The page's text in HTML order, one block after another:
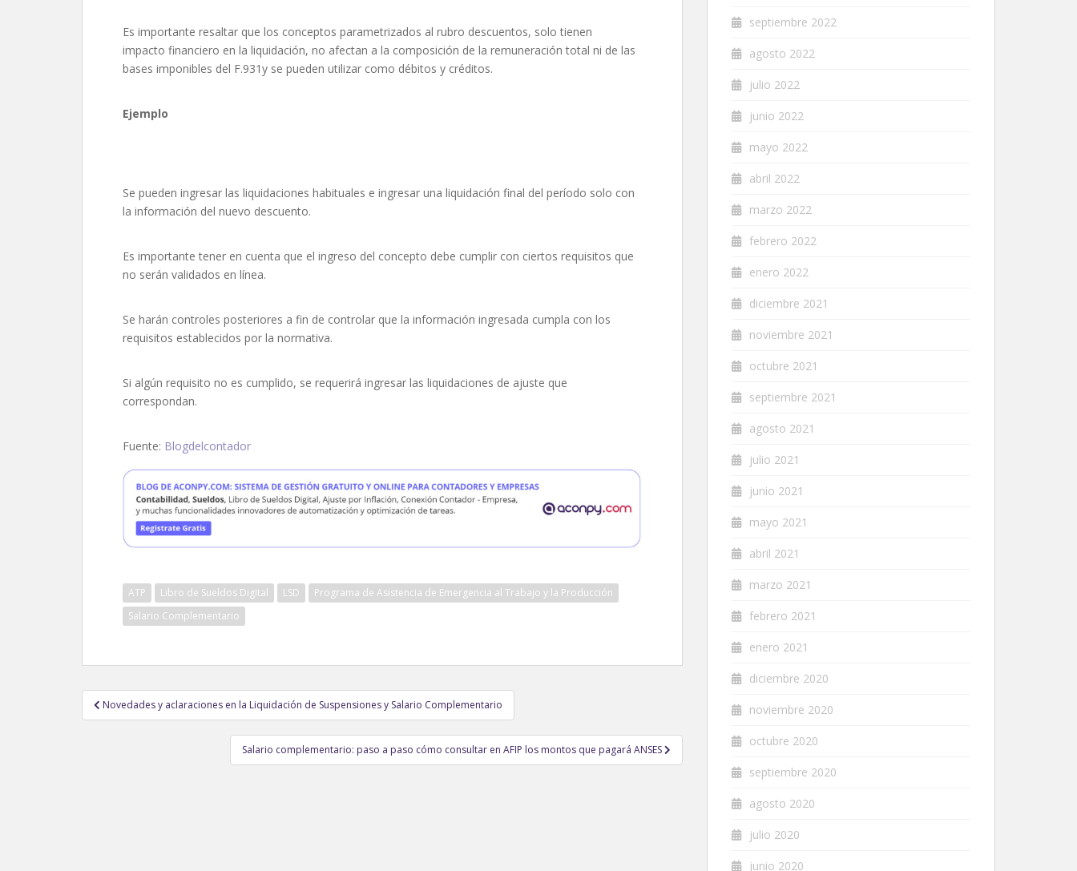
Es importante resaltar que los conceptos parametrizados al rubro descuentos, solo tienen
impacto financiero en la liquidación, no afectan a la composición de la remuneración total ni de las
bases imponibles del F.931y se pueden utilizar como débitos y créditos.
Ejemplo
Se pueden ingresar las liquidaciones habituales e ingresar una liquidación final del período solo con
la información del nuevo descuento.
Es importante tener en cuenta que el ingreso del concepto debe cumplir con ciertos requisitos que
no serán validados en línea.
Se harán controles posteriores a fin de controlar que la información ingresada cumpla con los
requisitos establecidos por la normativa.
Si algún requisito no es cumplido, se requerirá ingresar las liquidaciones de ajuste que
correspondan.
Fuente: Blogdelcontador
ATP Libro de Sueldos Digital LSD
Programa de Asistencia de Emergencia al Trabajo y la Producción
Salario Complementario
Navegación
de
Novedades y aclaraciones en la Liquidación de Suspensiones y Salario Complementario
Salario complementario: paso a paso cómo consultar en AFIP los montos que pagará ANSES
septiembre 2022
agosto 2022
julio 2022
junio 2022
mayo 2022
abril 2022
marzo 2022
febrero 2022
enero 2022
diciembre 2021
noviembre 2021
octubre 2021
septiembre 2021
agosto 2021
julio 2021
junio 2021
mayo 2021
abril 2021
marzo 2021
febrero 2021
enero 2021
diciembre 2020
noviembre 2020
octubre 2020
septiembre 2020
agosto 2020
julio 2020
junio 2020